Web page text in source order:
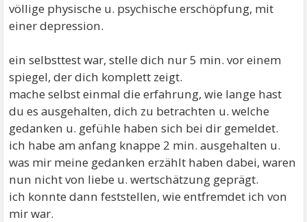
völlige physische u. psychische erschöpfung, mit
einer depression.
ein selbsttest war, stelle dich nur 5 min. vor einem
spiegel, der dich komplett zeigt.
mache selbst einmal die erfahrung, wie lange hast
du es ausgehalten, dich zu betrachten u. welche
gedanken u. gefühle haben sich bei dir gemeldet.
ich habe am anfang knappe 2 min. ausgehalten u.
was mir meine gedanken erzählt haben dabei, waren
nun nicht von liebe u. wertschätzung geprägt.
ich konnte dann feststellen, wie entfremdet ich von
mir war.